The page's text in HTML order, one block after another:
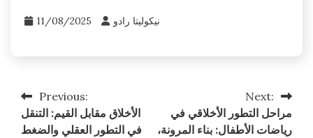
11/08/2025 نيكوليتا رادو
Post
navigation
Previous:
الأخلاق مقابل القيم: التنقل
في التطور العقلي والضغط
Next:
مراحل التطور الأخلاقي في
رياضات الأطفال: بناء المرونة،